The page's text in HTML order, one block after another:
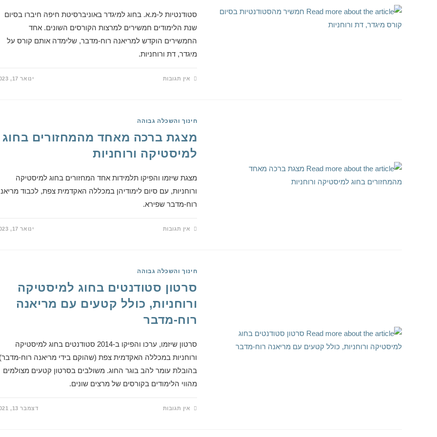
סטודנטיות ל-מ.א. בחוג למיגדר באוניברסיטת חיפה חיברו בסיום
שנת הלימודים חמשירים למרצות הקורסים השונים. אחד
החמשירים הוקדש למריאנה רוח-מדבר, שלימדה אותם קורס על
מיגדר, דת ורוחניות.
אין תגובות ינואר 17, 2023
חינוך והשכלה גבוהה
מצגת ברכה מאחד מהמחזורים בחוג
למיסטיקה ורוחניות
מצגת שיזמו והפיקו תלמידות אחד המחזורים בחוג למיסטיקה
ורוחניות, עם סיום לימודיהן במכללה האקדמית צפת, לכבוד
רוח-מדבר שפירא.
אין תגובות ינואר 17, 2023
חינוך והשכלה גבוהה
סרטון סטודנטים בחוג למיסטיקה
ורוחניות, כולל קטעים עם מריאנה
רוח-מדבר
סרטון שיזמו, ערכו והפיקו ב-2014 סטודנטים בחוג למיסטיקה
ורוחניות במכללה האקדמית צפת (שהוקם בידי מריאנה רוח-
בהובלת עומר להב בוגר החוג. משולבים בסרטון קטעים מצולמים
מהווי הלימודים בקורסים של מרצים שונים.
אין תגובות דצמבר 13, 2021